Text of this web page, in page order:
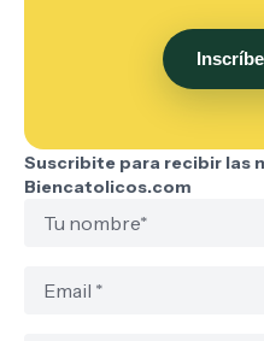
Suscribite para recibir las
Biencatolicos.com